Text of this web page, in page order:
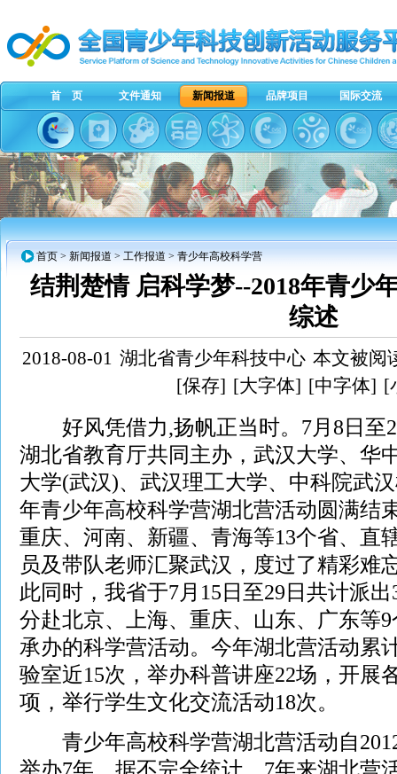
首 页 文件通知 新闻报道 品牌项目 国际交流
首页 > 新闻报道 > 工作报道 > 青少年高校科学营
结荆楚情 启科学梦--2018年青少
综述
2018-08-01 湖北省青少年科技中心 本文被阅
[保存] [大字体] [中字体] [
好风凭借力,扬帆正当时。7月8日至
湖北省教育厅共同主办，武汉大学、华
大学(武汉)、武汉理工大学、中科院武
年青少年高校科学营湖北营活动圆满结
重庆、河南、新疆、青海等13个省、直
员及带队老师汇聚武汉，度过了精彩难
此同时，我省于7月15日至29日共计派
分赴北京、上海、重庆、山东、广东等
承办的科学营活动。今年湖北营活动累
验室近15次，举办科普讲座22场，开展
项，举行学生文化交流活动18次。
青少年高校科学营湖北营活动自
举办7年，据不完全统计，7年来湖北营